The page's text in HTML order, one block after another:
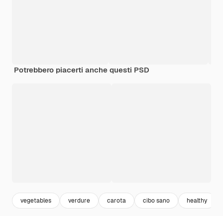
Potrebbero piacerti anche questi PSD
vegetables verdure carota cibo sano healthy